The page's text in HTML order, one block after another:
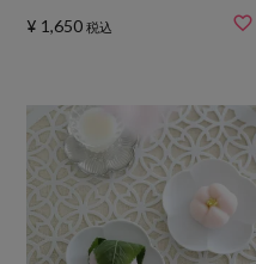
¥ 1,650 税込